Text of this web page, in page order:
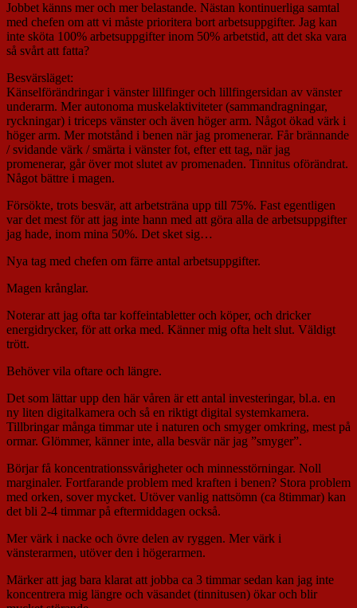
Jobbet känns mer och mer belastande. Nästan kontinuerliga samtal
med chefen om att vi måste prioritera bort arbetsuppgifter. Jag kan
inte sköta 100% arbetsuppgifter inom 50% arbetstid, att det ska vara
så svårt att fatta?
Besvärsläget:
Känselförändringar i vänster lillfinger och lillfingersidan av vänster
underarm. Mer autonoma muskelaktiviteter (sammandragningar,
ryckningar) i triceps vänster och även höger arm. Något ökad värk i
höger arm. Mer motstånd i benen när jag promenerar. Får brännande
/ svidande värk / smärta i vänster fot, efter ett tag, när jag
promenerar, går över mot slutet av promenaden. Tinnitus oförändrat.
Något bättre i magen.
Försökte, trots besvär, att arbetsträna upp till 75%. Fast egentligen
var det mest för att jag inte hann med att göra alla de arbetsuppgifter
jag hade, inom mina 50%. Det sket sig…
Nya tag med chefen om färre antal arbetsuppgifter.
Magen krånglar.
Noterar att jag ofta tar koffeintabletter och köper, och dricker
energidrycker, för att orka med. Känner mig ofta helt slut. Väldigt
trött.
Behöver vila oftare och längre.
Det som lättar upp den här våren är ett antal investeringar, bl.a. en
ny liten digitalkamera och så en riktigt digital systemkamera.
Tillbringar många timmar ute i naturen och smyger omkring, mest på
ormar. Glömmer, känner inte, alla besvär när jag ”smyger”.
Börjar få koncentrationssvårigheter och minnesstörningar. Noll
marginaler. Fortfarande problem med kraften i benen? Stora problem
med orken, sover mycket. Utöver vanlig nattsömn (ca 8timmar) kan
det bli 2-4 timmar på eftermiddagen också.
Mer värk i nacke och övre delen av ryggen. Mer värk i
vänsterarmen, utöver den i högerarmen.
Märker att jag bara klarat att jobba ca 3 timmar sedan kan jag inte
koncentrera mig längre och väsandet (tinnitusen) ökar och blir